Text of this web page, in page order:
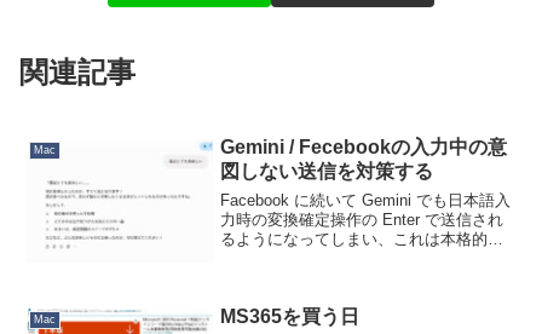
関連記事
Mac
Gemini / Fecebookの入力中の意
図しない送信を対策する
Facebook に続いて Gemini でも日本語入
力時の変換確定操作の Enter で送信され
るようになってしまい、これは本格的に
Mac MS365を買う日